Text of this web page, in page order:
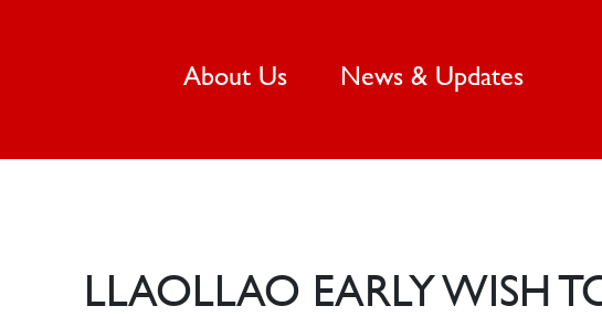
About Us(current)News & Updates
LLAOLLAO EARLY WISH